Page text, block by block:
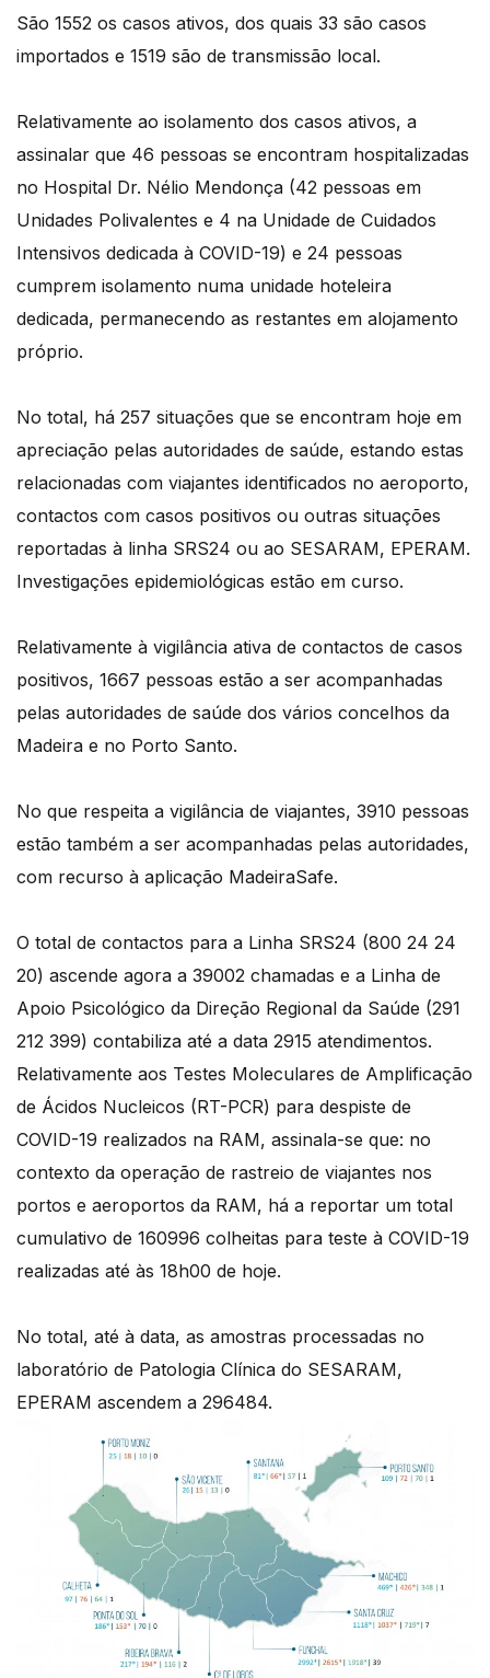
São 1552 os casos ativos, dos quais 33 são casos
importados e 1519 são de transmissão local.
Relativamente ao isolamento dos casos ativos, a
assinalar que 46 pessoas se encontram hospitalizadas
no Hospital Dr. Nélio Mendonça (42 pessoas em
Unidades Polivalentes e 4 na Unidade de Cuidados
Intensivos dedicada à COVID-19) e 24 pessoas
cumprem isolamento numa unidade hoteleira
dedicada, permanecendo as restantes em alojamento
próprio.
No total, há 257 situações que se encontram hoje em
apreciação pelas autoridades de saúde, estando estas
relacionadas com viajantes identificados no aeroporto,
contactos com casos positivos ou outras situações
reportadas à linha SRS24 ou ao SESARAM, EPERAM.
Investigações epidemiológicas estão em curso.
Relativamente à vigilância ativa de contactos de casos
positivos, 1667 pessoas estão a ser acompanhadas
pelas autoridades de saúde dos vários concelhos da
Madeira e no Porto Santo.
No que respeita a vigilância de viajantes, 3910 pessoas
estão também a ser acompanhadas pelas autoridades,
com recurso à aplicação MadeiraSafe.
O total de contactos para a Linha SRS24 (800 24 24
20) ascende agora a 39002 chamadas e a Linha de
Apoio Psicológico da Direção Regional da Saúde (291
212 399) contabiliza até a data 2915 atendimentos.
Relativamente aos Testes Moleculares de Amplificação
de Ácidos Nucleicos (RT-PCR) para despiste de
COVID-19 realizados na RAM, assinala-se que: no
contexto da operação de rastreio de viajantes nos
portos e aeroportos da RAM, há a reportar um total
cumulativo de 160996 colheitas para teste à COVID-19
realizadas até às 18h00 de hoje.
No total, até à data, as amostras processadas no
laboratório de Patologia Clínica do SESARAM,
EPERAM ascendem a 296484.